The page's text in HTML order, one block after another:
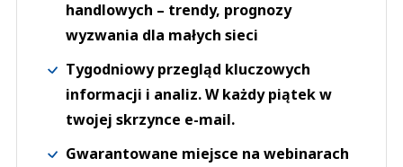
handlowych – trendy, prognozy
wyzwania dla małych sieci
Tygodniowy przegląd kluczowych
informacji i analiz. W każdy piątek w
twojej skrzynce e-mail.
Gwarantowane miejsce na webinarach